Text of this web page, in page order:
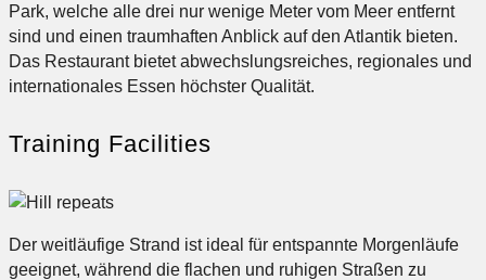
Park, welche alle drei nur wenige Meter vom Meer entfernt
sind und einen traumhaften Anblick auf den Atlantik bieten.
Das Restaurant bietet abwechslungsreiches, regionales und
internationales Essen höchster Qualität.
Training Facilities
Der weitläufige Strand ist ideal für entspannte Morgenläufe
geeignet, während die flachen und ruhigen Straßen zu